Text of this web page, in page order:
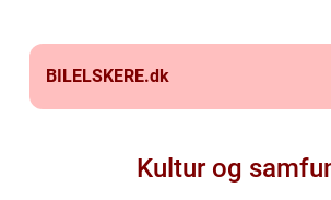
BILELSKERE.dk
Kultur og